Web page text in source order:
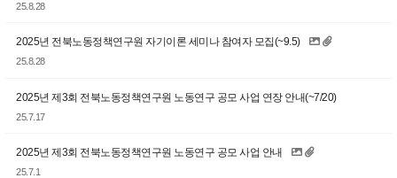
25.8.28
2025년 전북노동정책연구원 자기이론 세미나 참여자 모집(~9.5)
25.8.28
2025년 제3회 전북노동정책연구원 노동연구 공모 사업 연장 안내(~7/20)
25.7.17
2025년 제3회 전북노동정책연구원 노동연구 공모 사업 안내
25.7.1